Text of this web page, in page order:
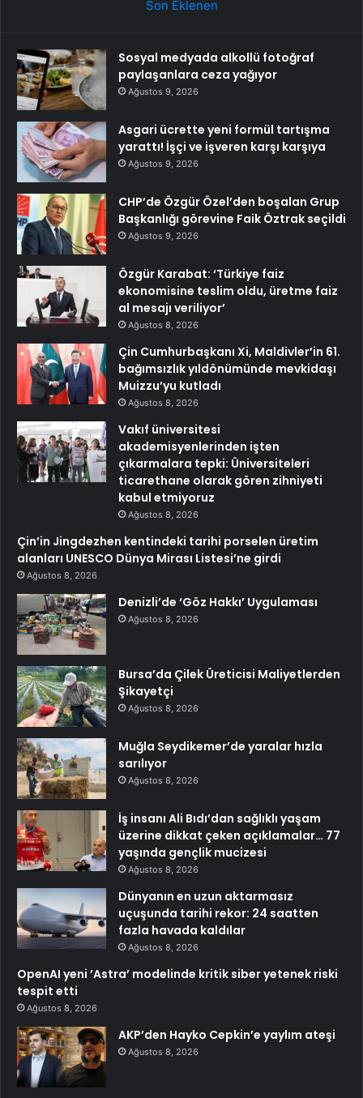
Son Eklenen
Sosyal medyada alkollü fotoğraf
paylaşanlara ceza yağıyor
Ağustos 9, 2026
Asgari ücrette yeni formül tartışma
yarattı! İşçi ve işveren karşı karşıya
Ağustos 9, 2026
CHP’de Özgür Özel’den boşalan Grup
Başkanlığı görevine Faik Öztrak seçildi
Ağustos 9, 2026
Özgür Karabat: ‘Türkiye faiz
ekonomisine teslim oldu, üretme faiz
al mesajı veriliyor’
Ağustos 8, 2026
Çin Cumhurbaşkanı Xi, Maldivler’in 61.
bağımsızlık yıldönümünde mevkidaşı
Muizzu’yu kutladı
Ağustos 8, 2026
Vakıf üniversitesi
akademisyenlerinden işten
çıkarmalara tepki: Üniversiteleri
ticarethane olarak gören zihniyeti
kabul etmiyoruz
Ağustos 8, 2026
Çin’in Jingdezhen kentindeki tarihi porselen üretim
alanları UNESCO Dünya Mirası Listesi’ne girdi
Ağustos 8, 2026
Denizli’de ‘Göz Hakkı’ Uygulaması
Ağustos 8, 2026
Bursa’da Çilek Üreticisi Maliyetlerden
Şikayetçi
Ağustos 8, 2026
Muğla Seydikemer’de yaralar hızla
sarılıyor
Ağustos 8, 2026
İş insanı Ali Bıdı’dan sağlıklı yaşam
üzerine dikkat çeken açıklamalar… 77
yaşında gençlik mucizesi
Ağustos 8, 2026
Dünyanın en uzun aktarmasız
uçuşunda tarihi rekor: 24 saatten
fazla havada kaldılar
Ağustos 8, 2026
OpenAI yeni ’Astra’ modelinde kritik siber yetenek riski
tespit etti
Ağustos 8, 2026
AKP’den Hayko Cepkin’e yaylım ateşi
Ağustos 8, 2026